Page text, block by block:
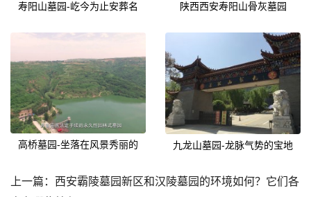
寿阳山墓园-屹今为止安葬名 陕西西安寿阳山骨灰墓园
高桥墓园-坐落在风景秀丽的 九龙山墓园-龙脉气势的宝地
上一篇： 西安霸陵墓园新区和汉陵墓园的环境如何？它们各